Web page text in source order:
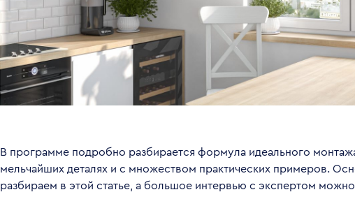
В программе подробно разбирается формула идеального
мельчайших деталях и с множеством практических примеров.
разбираем в этой статье, а большое интервью с экспертом